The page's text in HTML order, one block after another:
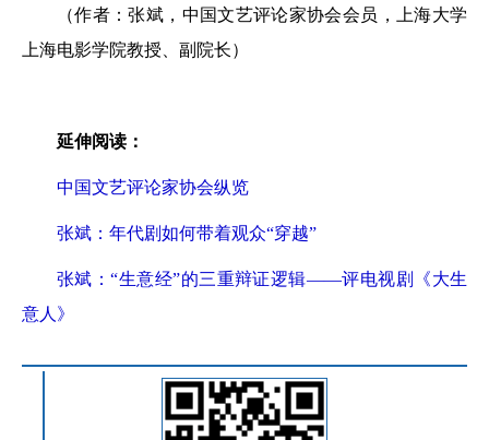
（作者：张斌，中国文艺评论家协会会员，上海大学
上海电影学院教授、副院长）
延伸阅读：
中国文艺评论家协会纵览
张斌：年代剧如何带着观众“穿越”
张斌：“生意经”的三重辩证逻辑——评电视剧《大生
意人》